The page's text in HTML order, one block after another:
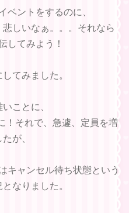
ベントをするのに、
しいなぁ。。。それなら
してみよう！
てみました。
ことに、
！それで、急遽、定員を増
が、
キャンセル待ち状態という
なりました。